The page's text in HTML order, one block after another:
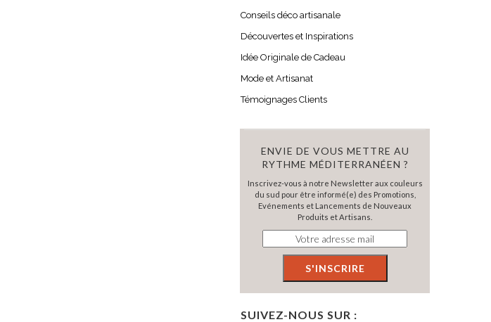
Conseils déco artisanale
Découvertes et Inspirations
Idée Originale de Cadeau
Mode et Artisanat
Témoignages Clients
ENVIE DE VOUS METTRE AU
RYTHME MÉDITERRANÉEN ?
Inscrivez-vous à notre Newsletter aux couleurs
du sud pour être informé(e) des Promotions,
Evénements et Lancements de Nouveaux
Produits et Artisans.
SUIVEZ-NOUS SUR :